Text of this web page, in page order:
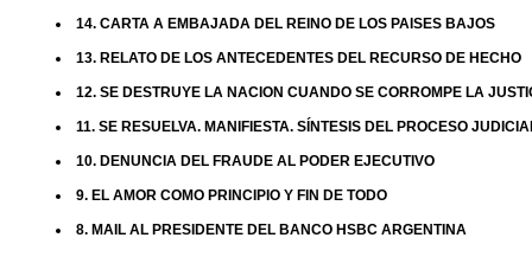
14. CARTA A EMBAJADA DEL REINO DE LOS PAISES BAJOS
13. RELATO DE LOS ANTECEDENTES DEL RECURSO DE HECHO
12. SE DESTRUYE LA NACION CUANDO SE CORROMPE LA
11. SE RESUELVA. MANIFIESTA. SÍNTESIS DEL PROCESO
10. DENUNCIA DEL FRAUDE AL PODER EJECUTIVO
9. EL AMOR COMO PRINCIPIO Y FIN DE TODO
8. MAIL AL PRESIDENTE DEL BANCO HSBC ARGENTINA